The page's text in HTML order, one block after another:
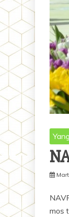
mos